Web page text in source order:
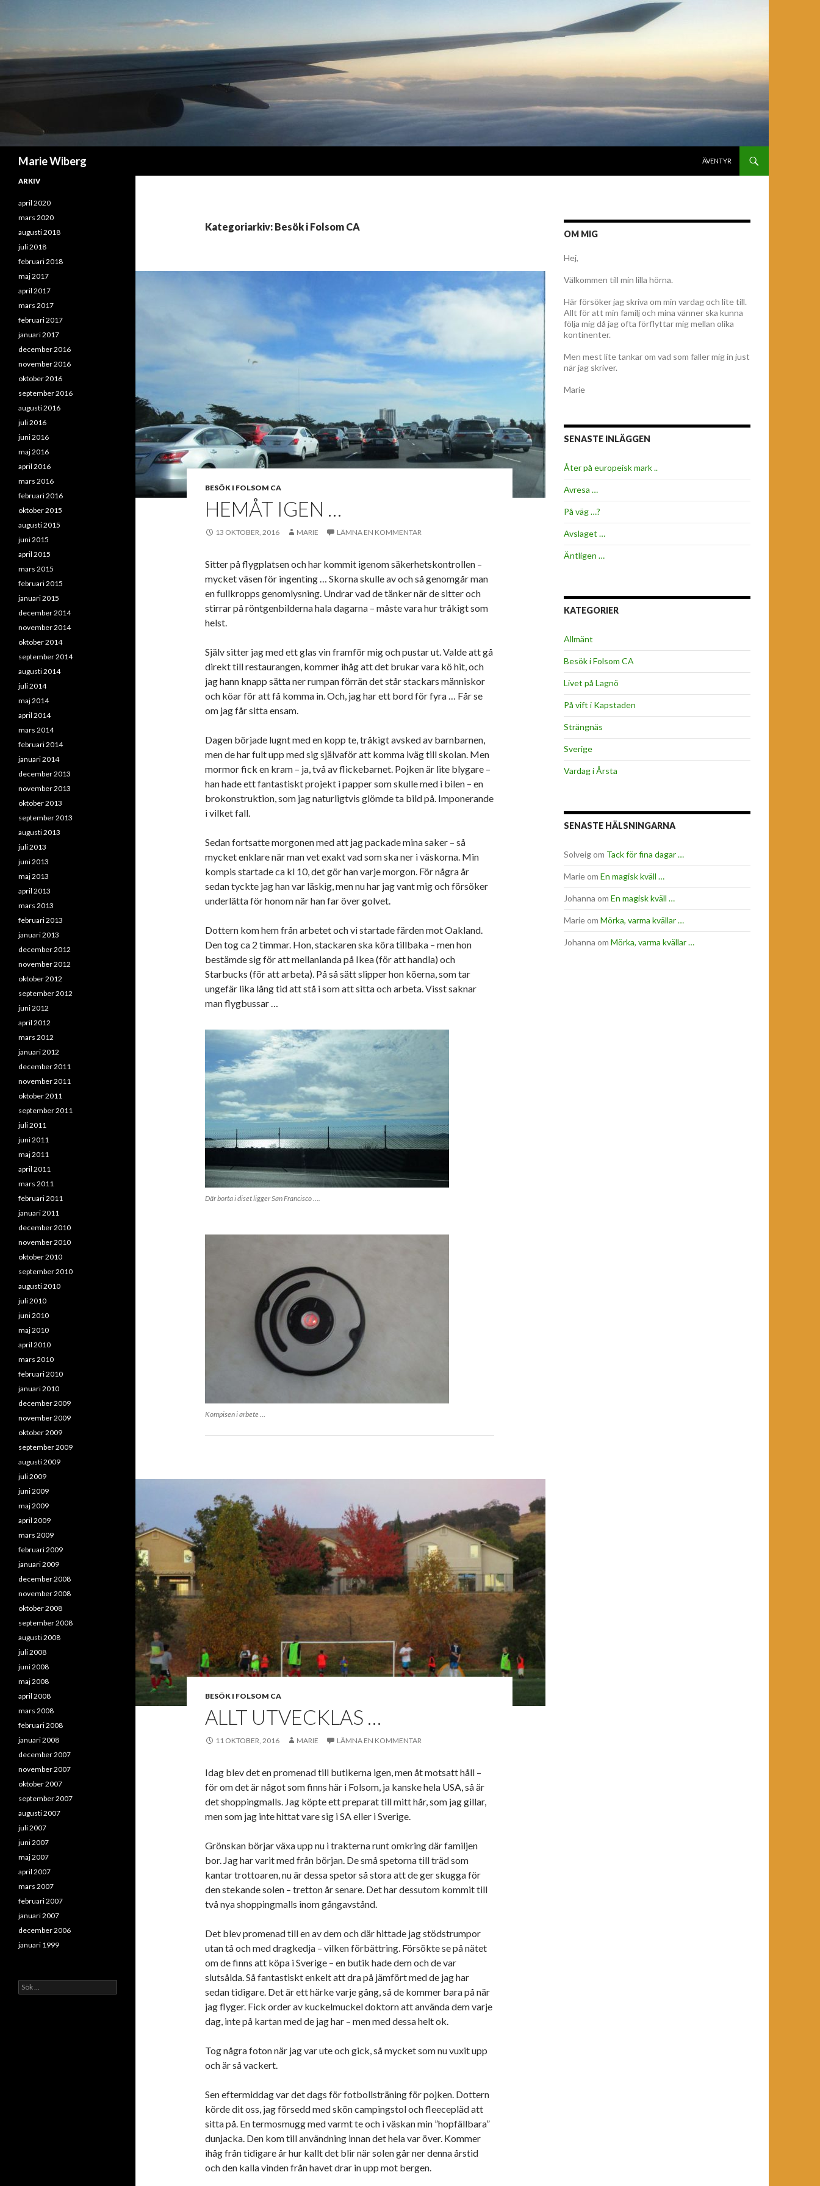
Marie Wiberg
ÄVENTYR
Kategoriarkiv: Besök i Folsom CA
BESÖK I FOLSOM CA
HEMÅT IGEN …
13 OKTOBER, 2016 MARIE LÄMNA EN KOMMENTAR
Sitter på flygplatsen och har kommit igenom säkerhetskontrollen –
mycket väsen för ingenting … Skorna skulle av och så genomgår man
en fullkropps genomlysning. Undrar vad de tänker när de sitter och
stirrar på röntgenbilderna hala dagarna – måste vara hur tråkigt som
helst.
Själv sitter jag med ett glas vin framför mig och pustar ut. Valde att gå
direkt till restaurangen, kommer ihåg att det brukar vara kö hit, och
jag hann knapp sätta ner rumpan förrän det står stackars människor
och köar för att få komma in. Och, jag har ett bord för fyra … Får se
om jag får sitta ensam.
Dagen började lugnt med en kopp te, tråkigt avsked av barnbarnen,
men de har fult upp med sig självaför att komma iväg till skolan. Men
mormor fick en kram – ja, två av flickebarnet. Pojken är lite blygare –
han hade ett fantastiskt projekt i papper som skulle med i bilen – en
brokonstruktion, som jag naturligtvis glömde ta bild på. Imponerande
i vilket fall.
Sedan fortsatte morgonen med att jag packade mina saker – så
mycket enklare när man vet exakt vad som ska ner i väskorna. Min
kompis startade ca kl 10, det gör han varje morgon. För några år
sedan tyckte jag han var läskig, men nu har jag vant mig och försöker
underlätta för honom när han far över golvet.
Dottern kom hem från arbetet och vi startade färden mot Oakland.
Den tog ca 2 timmar. Hon, stackaren ska köra tillbaka – men hon
bestämde sig för att mellanlanda på Ikea (för att handla) och
Starbucks (för att arbeta). På så sätt slipper hon köerna, som tar
ungefär lika lång tid att stå i som att sitta och arbeta. Visst saknar
man flygbussar …
Där borta i diset ligger San Francisco ….
Kompisen i arbete …
BESÖK I FOLSOM CA
ALLT UTVECKLAS …
11 OKTOBER, 2016 MARIE LÄMNA EN KOMMENTAR
Idag blev det en promenad till butikerna igen, men åt motsatt håll –
för om det är något som finns här i Folsom, ja kanske hela USA, så är
det shoppingmalls. Jag köpte ett preparat till mitt hår, som jag gillar,
men som jag inte hittat vare sig i SA eller i Sverige.
Grönskan börjar växa upp nu i trakterna runt omkring där familjen
bor. Jag har varit med från början. De små spetorna till träd som
kantar trottoaren, nu är dessa spetor så stora att de ger skugga för
den stekande solen – tretton år senare. Det har dessutom kommit till
två nya shoppingmalls inom gångavstånd.
Det blev promenad till en av dem och där hittade jag stödstrumpor
utan tå och med dragkedja – vilken förbättring. Försökte se på nätet
om de finns att köpa i Sverige – en butik hade dem och de var
slutsålda. Så fantastiskt enkelt att dra på jämfört med de jag har
sedan tidigare. Det är ett härke varje gång, så de kommer bara på när
jag flyger. Fick order av kuckelmuckel doktorn att använda dem varje
dag, inte på kartan med de jag har – men med dessa helt ok.
Tog några foton när jag var ute och gick, så mycket som nu vuxit upp
och är så vackert.
Sen eftermiddag var det dags för fotbollsträning för pojken. Dottern
körde dit oss, jag försedd med skön campingstol och fleecepläd att
sitta på. En termosmugg med varmt te och i väskan min ”hopfällbara”
dunjacka. Den kom till användning innan det hela var över. Kommer
ihåg från tidigare år hur kallt det blir när solen går ner denna årstid
och den kalla vinden från havet drar in upp mot bergen.
OM MIG
Hej,
Välkommen till min lilla hörna.
Här försöker jag skriva om min vardag och lite till.
Allt för att min familj och mina vänner ska kunna
följa mig då jag ofta förflyttar mig mellan olika
kontinenter.
Men mest lite tankar om vad som faller mig in just
när jag skriver.
Marie
SENASTE INLÄGGEN
Åter på europeisk mark ..
Avresa …
På väg …?
Avslaget …
Äntligen …
KATEGORIER
Allmänt
Besök i Folsom CA
Livet på Lagnö
På vift i Kapstaden
Strängnäs
Sverige
Vardag i Årsta
SENASTE HÄLSNINGARNA
Solveigom Tack för fina dagar …
Marieom En magisk kväll …
Johanna om En magisk kväll …
Marieom Mörka, varma kvällar …
Johanna om Mörka, varma kvällar …
ARKIV
april 2020
mars 2020
augusti 2018
juli 2018
februari 2018
maj 2017
april 2017
mars 2017
februari 2017
januari 2017
december 2016
november 2016
oktober 2016
september 2016
augusti 2016
juli 2016
juni 2016
maj 2016
april 2016
mars 2016
februari 2016
oktober 2015
augusti 2015
juni 2015
april 2015
mars 2015
februari 2015
januari 2015
december 2014
november 2014
oktober 2014
september 2014
augusti 2014
juli 2014
maj 2014
april 2014
mars 2014
februari 2014
januari 2014
december 2013
november 2013
oktober 2013
september 2013
augusti 2013
juli 2013
juni 2013
maj 2013
april 2013
mars 2013
februari 2013
januari 2013
december 2012
november 2012
oktober 2012
september 2012
juni 2012
april 2012
mars 2012
januari 2012
december 2011
november 2011
oktober 2011
september 2011
juli 2011
juni 2011
maj 2011
april 2011
mars 2011
februari 2011
januari 2011
december 2010
november 2010
oktober 2010
september 2010
augusti 2010
juli 2010
juni 2010
maj 2010
april 2010
mars 2010
februari 2010
januari 2010
december 2009
november 2009
oktober 2009
september 2009
augusti 2009
juli 2009
juni 2009
maj 2009
april 2009
mars 2009
februari 2009
januari 2009
december 2008
november 2008
oktober 2008
september 2008
augusti 2008
juli 2008
juni 2008
maj 2008
april 2008
mars 2008
februari 2008
januari 2008
december 2007
november 2007
oktober 2007
september 2007
augusti 2007
juli 2007
juni 2007
maj 2007
april 2007
mars 2007
februari 2007
januari 2007
december 2006
januari 1999
Sök
efter: